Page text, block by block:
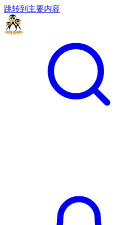
跳转到主要内容